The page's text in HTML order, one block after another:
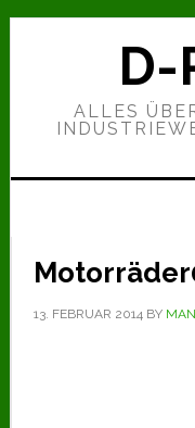
Zur
Hauptnavigation
Zum
Zur
D-
ALLES
13. FEBRUAR 2014BY